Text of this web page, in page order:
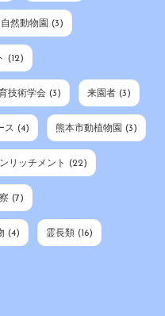
然動物園 (3)
(12)
技術学会 (3) 来園者 (3)
ス (4) 熊本市動植物園 (3)
リッチメント (22)
(7)
(4) 霊長類 (16)